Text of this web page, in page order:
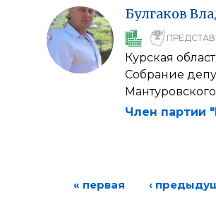
Булгаков
Курская
Собрание
Член партии
« первая ‹